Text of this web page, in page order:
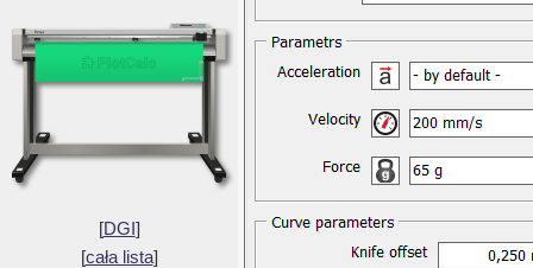
[DGI]
[cała lista]